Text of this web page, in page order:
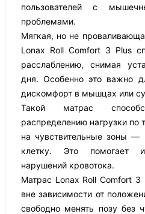
пользователей с
проблемами.
Мягкая, но не
Lonax Roll Comfort 3 Plus
расслаблению, снимая
дня. Особенно это важно
дискомфорт в мышцах или
Такой матрас
распределению нагрузки по
на чувствительные зоны —
клетку. Это помогает
нарушений кровотока.
Матрас Lonax Roll Comfort 3
вне зависимости от
свободно менять позу без